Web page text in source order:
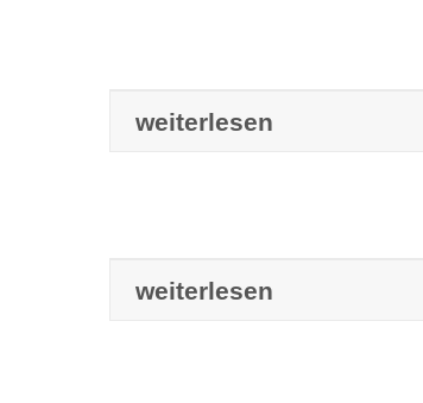
weiterlesen
weiterlesen